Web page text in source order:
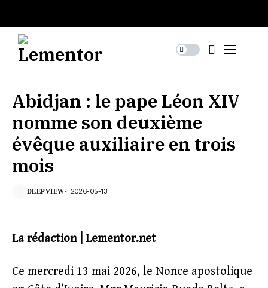
Abidjan : le pape Léon XIV
nomme son deuxième
évêque auxiliaire en trois
mois
DEEPVIEW 2026-05-13
La rédaction | Lementor.net
Ce mercredi 13 mai 2026, le Nonce apostolique